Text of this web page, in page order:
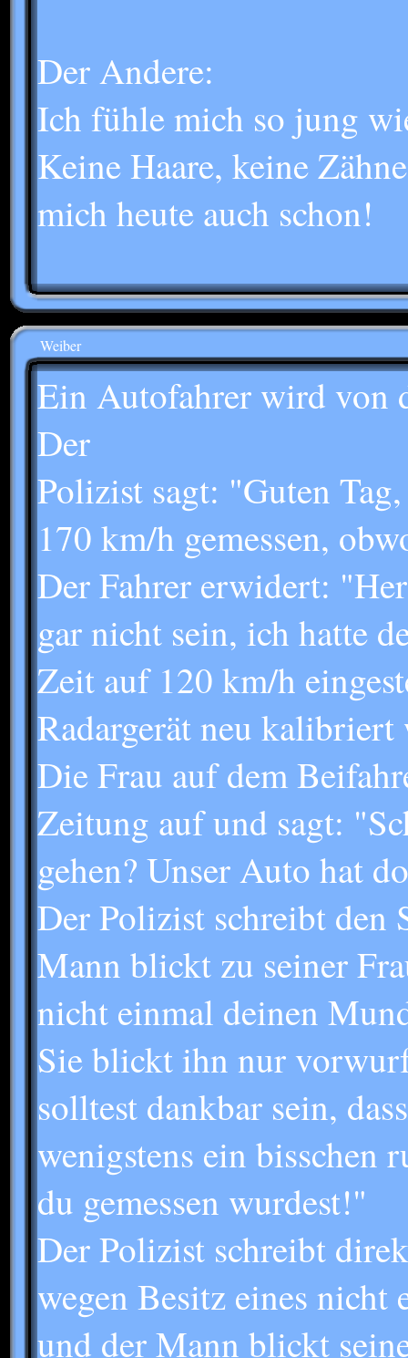
Der Andere:
Ich fühle mich so jung
Keine Haare, keine
mich heute auch schon!
Weiber
Ein Autofahrer wird von
Der
Polizist sagt: "Guten
170 km/h gemessen,
Der Fahrer erwidert:
gar nicht sein, ich hatte
Zeit auf 120 km/h
Radargerät neu kalibriert
Die Frau auf dem
Zeitung auf und sagt:
gehen? Unser Auto hat
Der Polizist schreibt den
Mann blickt zu seiner
nicht einmal deinen
Sie blickt ihn nur
solltest dankbar sein,
wenigstens ein bisschen
du gemessen wurdest!"
Der Polizist schreibt
wegen Besitz eines nicht
und der Mann blickt